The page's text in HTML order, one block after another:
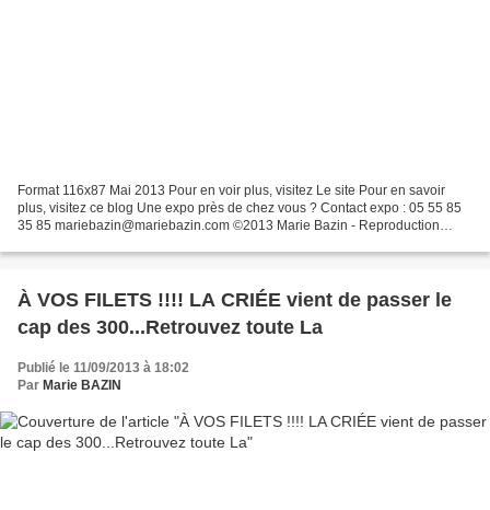
Format 116x87 Mai 2013 Pour en voir plus, visitez Le site Pour en savoir
plus, visitez ce blog Une expo près de chez vous ? Contact expo : 05 55 85
35 85 mariebazin@mariebazin.com ©2013 Marie Bazin - Reproduction
À VOS FILETS !!!! LA CRIÉE vient de passer le
cap des 300...Retrouvez toute La
Publié le 11/09/2013 à 18:02
Par Marie BAZIN